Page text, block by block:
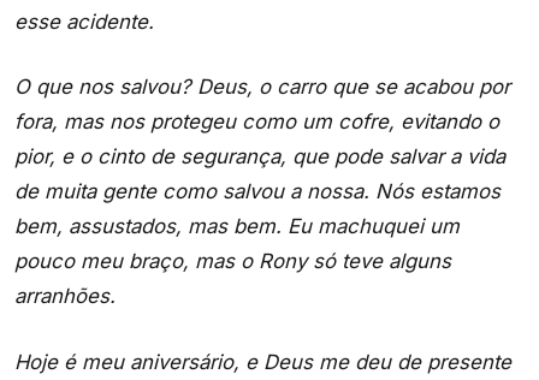
esse acidente.
O que nos salvou? Deus, o carro que se acabou por
fora, mas nos protegeu como um cofre, evitando o
pior, e o cinto de segurança, que pode salvar a vida
de muita gente como salvou a nossa. Nós estamos
bem, assustados, mas bem. Eu machuquei um
pouco meu braço, mas o Rony só teve alguns
arranhões.
Hoje é meu aniversário, e Deus me deu de presente